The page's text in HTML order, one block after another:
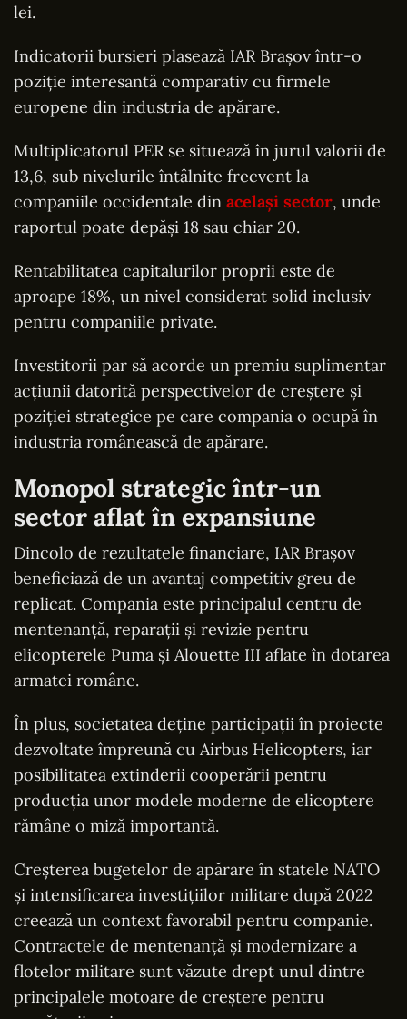
lei.
Indicatorii bursieri plasează IAR Brașov într-o
poziție interesantă comparativ cu firmele
europene din industria de apărare.
Multiplicatorul PER se situează în jurul valorii de
13,6, sub nivelurile întâlnite frecvent la
companiile occidentale din același sector, unde
raportul poate depăși 18 sau chiar 20.
Rentabilitatea capitalurilor proprii este de
aproape 18%, un nivel considerat solid inclusiv
pentru companiile private.
Investitorii par să acorde un premiu suplimentar
acțiunii datorită perspectivelor de creștere și
poziției strategice pe care compania o ocupă în
industria românească de apărare.
Monopol strategic într-un
sector aflat în expansiune
Dincolo de rezultatele financiare, IAR Brașov
beneficiază de un avantaj competitiv greu de
replicat. Compania este principalul centru de
mentenanță, reparații și revizie pentru
elicopterele Puma și Alouette III aflate în dotarea
armatei române.
În plus, societatea deține participații în proiecte
dezvoltate împreună cu Airbus Helicopters, iar
posibilitatea extinderii cooperării pentru
producția unor modele moderne de elicoptere
rămâne o miză importantă.
Creșterea bugetelor de apărare în statele NATO
și intensificarea investițiilor militare după 2022
creează un context favorabil pentru companie.
Contractele de mentenanță și modernizare a
flotelor militare sunt văzute drept unul dintre
principalele motoare de creștere pentru